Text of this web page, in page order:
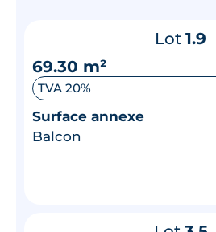
Lot 1.9
69.30 m²
TVA 20%
Surface annexe
Balcon